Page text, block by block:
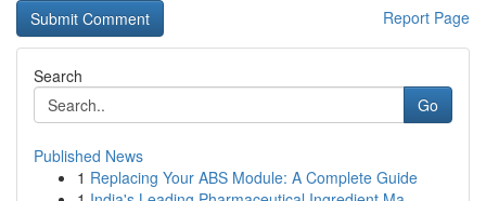
Report Page
Search
Go
Published News
1 Replacing Your ABS Module: A Complete Guide